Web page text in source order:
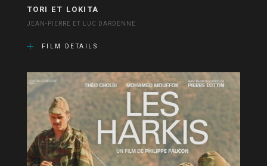
TORI ET LOKITA
JEAN-PIERRE ET LUC DARDENNE
FILM DETAILS